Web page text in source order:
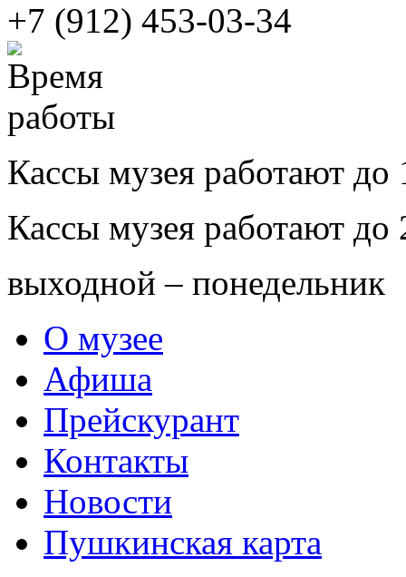
+7 (912) 453-03-34
Кассы музея работают до
Кассы музея работают
выходной – понедельник
О музее
Афиша
Прейскурант
Контакты
Новости
Пушкинская карта